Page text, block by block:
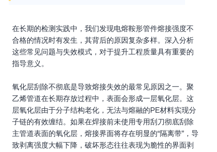
在长期的检测实践中，我们发现电熔鞍形管件熔接强度不
合格的情况时有发生，其背后的原因复杂多样。深入分析
这些常见问题与失效模式，对于提升工程质量具有重要的
指导意义。
氧化层刮除不彻底是导致熔接失效的最常见原因之一。聚
乙烯管道在长期存放过程中，表面会形成一层氧化层。这
层氧化层由于分子结构老化，无法与熔融的PE材料实现分
子链的有效缠结。如果在焊接前未使用专用刮刀彻底刮除
主管道表面的氧化层，熔接界面将存在明显的“隔离带”，导
致剥离强度大幅下降，破坏形态往往表现为脆性的界面剥